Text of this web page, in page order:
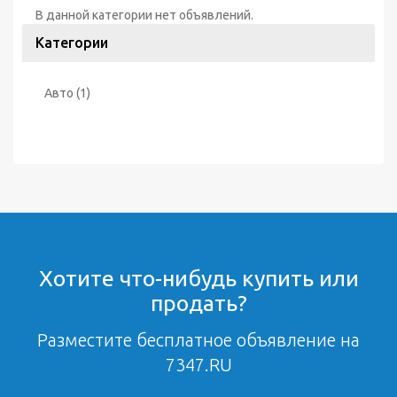
В данной категории нет объявлений.
Категории
Авто (1)
Хотите что-нибудь купить или
продать?
Разместите бесплатное объявление на
7347.RU